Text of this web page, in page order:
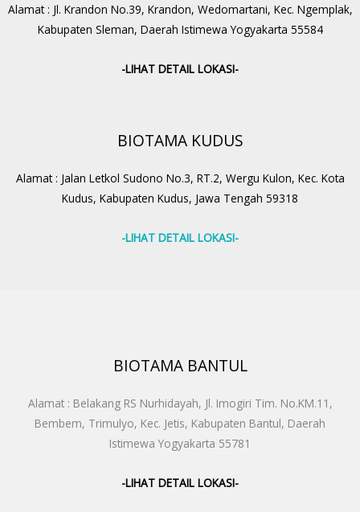
Alamat : Jl. Krandon No.39, Krandon, Wedomartani, Kec. Ngemplak,
Kabupaten Sleman, Daerah Istimewa Yogyakarta 55584
-LIHAT DETAIL LOKASI-
BIOTAMA KUDUS
Alamat : Jalan Letkol Sudono No.3, RT.2, Wergu Kulon, Kec. Kota
Kudus, Kabupaten Kudus, Jawa Tengah 59318
-LIHAT DETAIL LOKASI-
BIOTAMA BANTUL
Alamat : Belakang RS Nurhidayah, Jl. Imogiri Tim. No.KM.11,
Bembem, Trimulyo, Kec. Jetis, Kabupaten Bantul, Daerah
Istimewa Yogyakarta 55781
-LIHAT DETAIL LOKASI-